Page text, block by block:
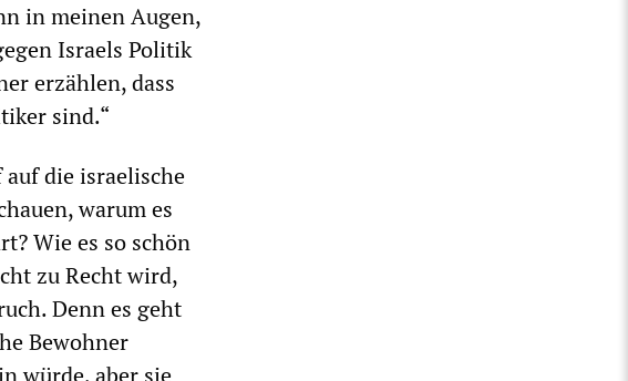
in meinen Augen,
Israels Politik
erzählen, dass
sind.“
die israelische
warum es
Wie es so schön
zu Recht wird,
Denn es geht
Bewohner